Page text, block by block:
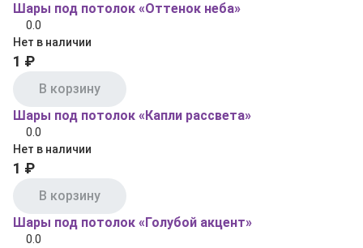
Шары под потолок «Оттенок неба»
0.0
Нет в наличии
1 ₽
В корзину
Шары под потолок «Капли рассвета»
0.0
Нет в наличии
1 ₽
В корзину
Шары под потолок «Голубой акцент»
0.0